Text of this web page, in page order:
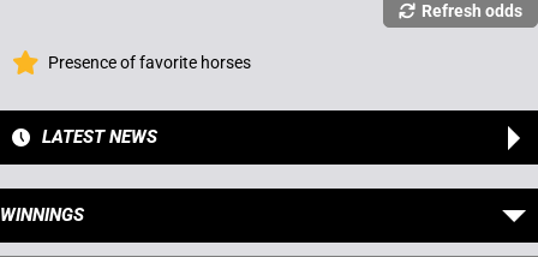
Refresh odds
Presence of favorite horses
LATEST NEWS
WINNINGS